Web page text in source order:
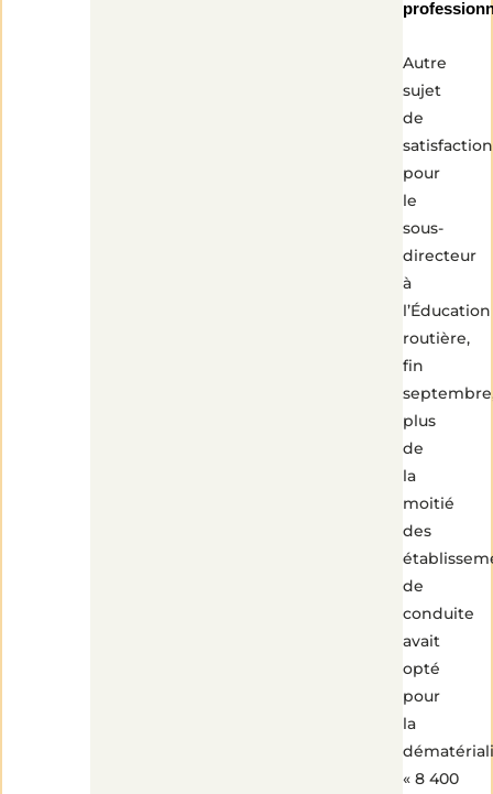
Autre
sujet
de
satisfaction
pour
le
sous-
directeur
à
l’Éducation
routière,
fin
plus
de
la
moitié
des
de
conduite
avait
opté
pour
la
« 8 400